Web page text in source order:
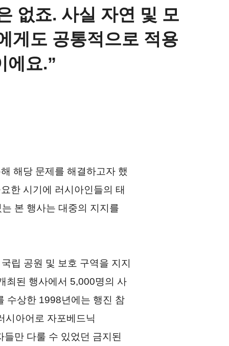
없죠. 사실 자연 및 모
게도 공통적으로 적용
에요.
해당 문제를 해결하고자 했
한 시기에 러시아인들의 태
본 행사는 대중의 지지를
립 공원 및 보호 구역을 지지
최된 행사에서 5,000명의 사
수상한 1998년에는 행진 참
시아어로 자포베드닉
만 다룰 수 있었던 금지된